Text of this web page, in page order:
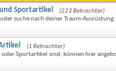
Sportartikel
(223 Betrachter)
suche nach deiner Traum-Ausrüstung.
(1 Betrachter)
Sportartikel sind, können hier